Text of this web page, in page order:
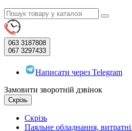
063 3187808
067 3297433
Написати через Telegram
Замовити зворотній дзвінок
Скрізь
Скрізь
Паяльне обладнання,